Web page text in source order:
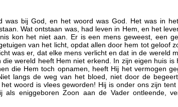
was bij God, en het woord was God. Het was in
Wat ontstaan was, had leven in Hem, en het
kon het niet aan. Er is een mens geweest, een
van het licht, opdat allen door hem tot geloof
was er, dat elke mens verlicht en dat in de wereld
wereld heeft Hem niet erkend. In zijn eigen huis is
die Hem toch opnamen, heeft Hij het vermogen
langs de weg van het bloed, niet door de
woord is vlees geworden! Hij is onder ons zijn
als eniggeboren Zoon aan de Vader ontleende,